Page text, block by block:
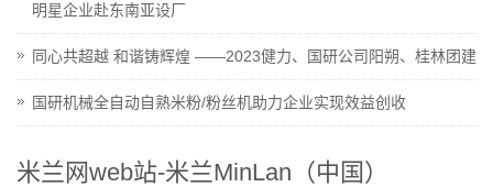
明星企业赴东南亚设厂
同心共超越 和谐铸辉煌 ——2023健力、国研公司阳朔、桂林团建
国研机械全自动自熟米粉/粉丝机助力企业实现效益创收
米兰网web站-米兰MinLan（中国）